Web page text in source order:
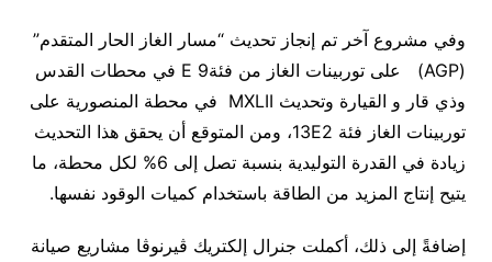
وفي مشروع آخر تم إنجاز تحديث “مسار الغاز الحار المتقدم”
(AGP) على توربينات الغاز من فئةE 9 في محطات القدس
وذي قار و القيارة وتحديث MXLII في محطة المنصورية على
توربينات الغاز فئة 13E2، ومن المتوقع أن يحقق هذا التحديث
زيادة في القدرة التوليدية بنسبة تصل إلى 6% لكل محطة، ما
يتيح إنتاج المزيد من الطاقة باستخدام كميات الوقود نفسها.
إضافةً إلى ذلك، أكملت جنرال إلكتريك ڤيرنوڤا مشاريع صيانة